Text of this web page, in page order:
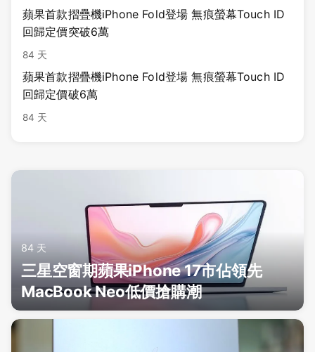
蘋果首款摺疊機iPhone Fold登場 無痕螢幕Touch ID
回歸定價突破6萬
84 天
蘋果首款摺疊機iPhone Fold登場 無痕螢幕Touch ID
回歸定價破6萬
84 天
84 天
三星空窗期蘋果iPhone 17市佔領先
MacBook Neo低價搶購潮